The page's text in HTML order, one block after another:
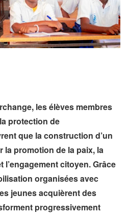
les élèves membres
protection de
que la construction d’un
la promotion de la paix, la
l’engagement citoyen. Grâce
organisées avec
jeunes acquièrent des
progressivement